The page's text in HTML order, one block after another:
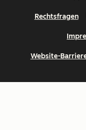
Rechtsfragen
Website-